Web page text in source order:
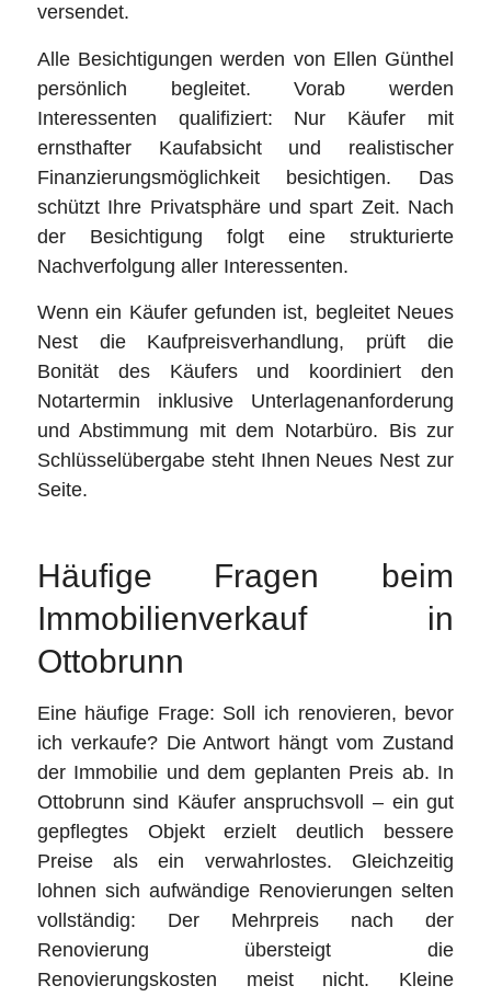
versendet.
Alle Besichtigungen werden von Ellen Günthel
persönlich begleitet. Vorab werden
Interessenten qualifiziert: Nur Käufer mit
ernsthafter Kaufabsicht und realistischer
Finanzierungsmöglichkeit besichtigen. Das
schützt Ihre Privatsphäre und spart Zeit. Nach
der Besichtigung folgt eine strukturierte
Nachverfolgung aller Interessenten.
Wenn ein Käufer gefunden ist, begleitet Neues
Nest die Kaufpreisverhandlung, prüft die
Bonität des Käufers und koordiniert den
Notartermin inklusive Unterlagenanforderung
und Abstimmung mit dem Notarbüro. Bis zur
Schlüsselübergabe steht Ihnen Neues Nest zur
Seite.
Häufige Fragen beim
Immobilienverkauf in
Ottobrunn
Eine häufige Frage: Soll ich renovieren, bevor
ich verkaufe? Die Antwort hängt vom Zustand
der Immobilie und dem geplanten Preis ab. In
Ottobrunn sind Käufer anspruchsvoll – ein gut
gepflegtes Objekt erzielt deutlich bessere
Preise als ein verwahrlostes. Gleichzeitig
lohnen sich aufwändige Renovierungen selten
vollständig: Der Mehrpreis nach der
Renovierung übersteigt die
Renovierungskosten meist nicht. Kleine